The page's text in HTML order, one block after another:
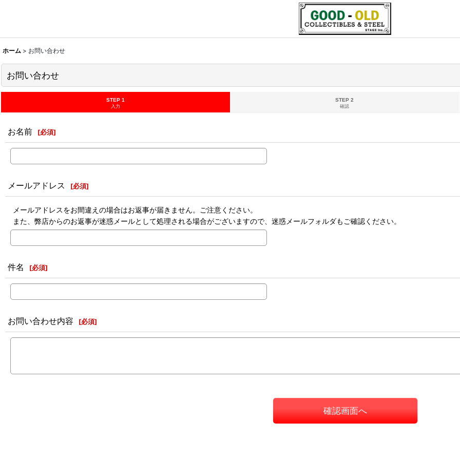
ホーム > お問い合わせ
お問い合わせ
STEP 1
入力
STEP 2
確認
お名前 [必須]
メールアドレス [必須]
メールアドレスをお間違えの場合はお返事が届きません。ご注意ください。
また、弊店からのお返事が迷惑メールとして処理される場合がございますので、迷惑メールフォルダもご確認ください。
件名 [必須]
お問い合わせ内容 [必須]
確認画面へ